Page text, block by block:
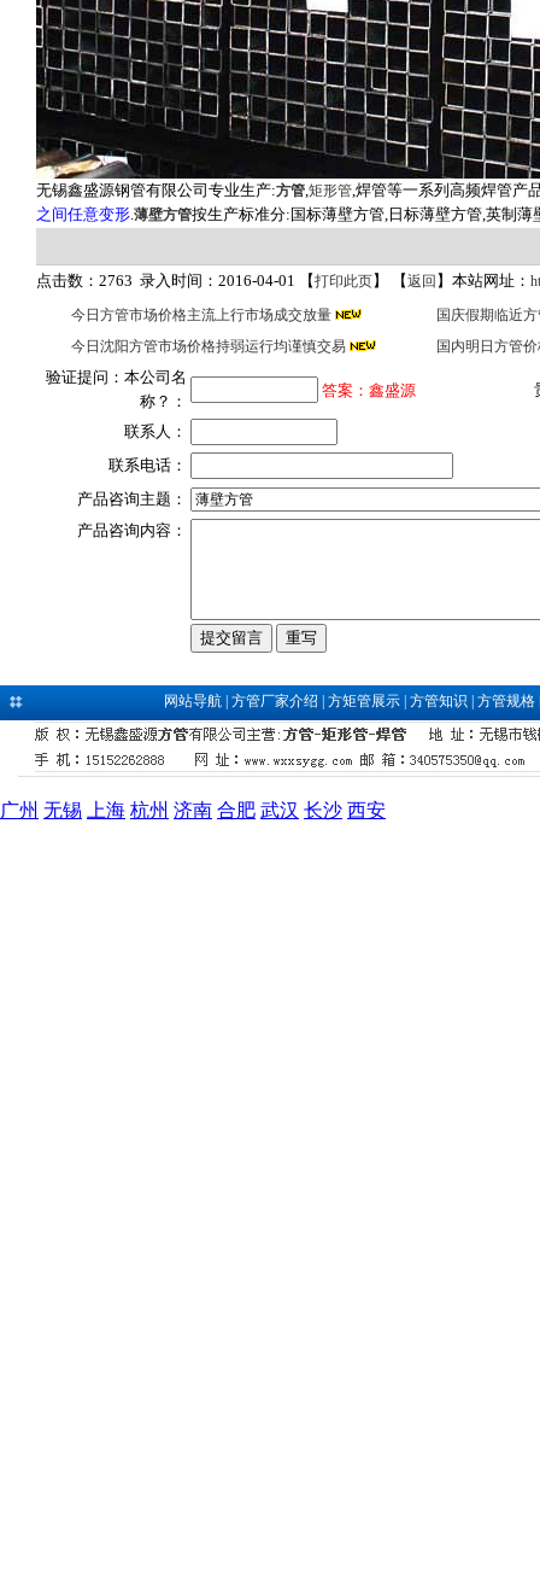
无锡鑫盛源钢管有限公司专业生产:方管 矩形管 ,焊管等一系列高频焊管产
之间任意变形 薄壁方管按生产标准分:国标薄壁方管,日标薄壁方管,英制
点击数：2763 录入时间：2016-04-01 【打印此页】 【返回 】本站网址：
今日方管市场价格主流上行市场成交放量
国庆假期临近
今日沈阳方管市场价格持弱运行均谨慎交易
国内明日方管
验证提问：本公司名
称？：
答案：鑫盛源
联系人：
联系电话：
产品咨询主题：
产品咨询内容：
网站导航| 方管厂家介绍 方矩管展示| 方管知识 方管规格
广州 无锡 上海 杭州 济南 合肥 武汉 长沙 西安